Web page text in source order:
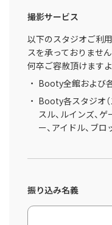
撮影サービス
以下のスタジオご利
スを承っておりません
何卒ご容赦頂けます
Booty全館および
Booty各スタジオ（
スル、ルインズ、
ー、アイドル、ブロ
振り込み名義